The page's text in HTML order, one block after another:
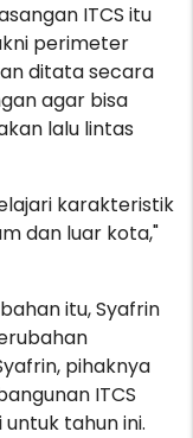
ITCS itu
perimeter
ditata secara
agar bisa
lalu lintas
karakteristik
dan luar kota,"
itu, Syafrin
pihaknya
ITCS
untuk tahun ini.